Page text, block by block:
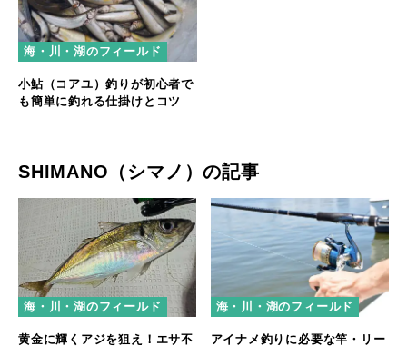
海・川・湖のフィールド
小鮎（コアユ）釣りが初心者で
も簡単に釣れる仕掛けとコツ
SHIMANO（シマノ）の記事
海・川・湖のフィールド
黄金に輝くアジを狙え！エサ不
海・川・湖のフィールド
アイナメ釣りに必要な竿・リー